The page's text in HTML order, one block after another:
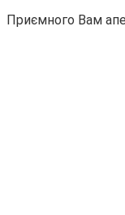
Приємного Вам